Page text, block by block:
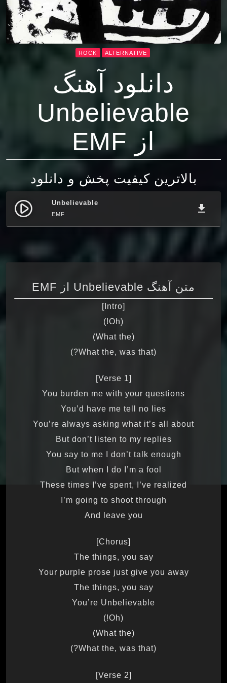
ALTERNATIVE
ROCK
دانلود آهنگ
Unbelievable
از EMF
بالاترین کیفیت پخش و دانلود
play_circle_filled Unbelievable
EMF file_download
متن آهنگ Unbelievable از EMF
[Intro]
(Oh!)
(What the)
(What the, was that?)
[Verse 1]
You burden me with your questions
You’d have me tell no lies
You’re always asking what it’s all about
But don’t listen to my replies
You say to me I don’t talk enough
But when I do I’m a fool
These times I’ve spent, I’ve realized
I’m going to shoot through
And leave you
[Chorus]
The things, you say
Your purple prose just give you away
The things, you say
You’re Unbelievable
(Oh!)
(What the)
(What the, was that?)
[Verse 2]